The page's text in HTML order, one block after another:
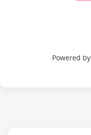
Powered by